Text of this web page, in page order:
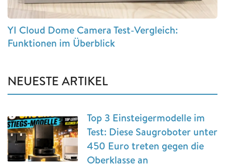
YI Cloud Dome Camera Test-Vergleich:
Funktionen im Überblick
NEUESTE ARTIKEL
Top 3 Einsteigermodelle im
Test: Diese Saugroboter unter
450 Euro treten gegen die
Oberklasse an